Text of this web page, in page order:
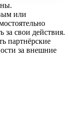
или
за свои действия.
партнёрские
за внешние